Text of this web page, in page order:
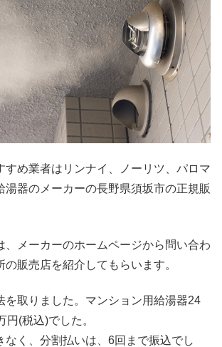
すめ業者はリンナイ、ノーリツ、パロマ
湯器のメーカーの長野県須坂市の正規販
、メーカーのホームページから問い合わ
販売店を紹介してもらいます。
を取りました。マンション用給湯器24
(税込)でした。
なく、分割払いは、6回まで振込でし